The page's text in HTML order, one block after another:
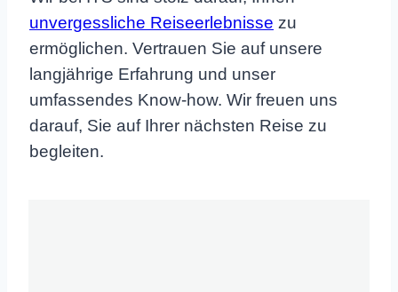
unvergessliche Reiseerlebnisse zu
ermöglichen. Vertrauen Sie auf unsere
langjährige Erfahrung und unser
umfassendes Know-how. Wir freuen uns
darauf, Sie auf Ihrer nächsten Reise zu
begleiten.